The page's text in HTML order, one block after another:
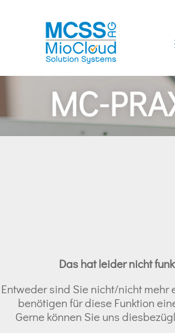
Das hat leider nicht
Entweder sind Sie nicht/nicht mehr
benötigen für diese Funktion
Gerne können Sie uns